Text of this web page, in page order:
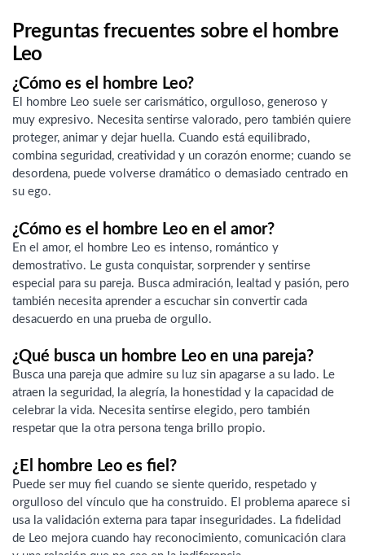
Preguntas frecuentes sobre el hombre
Leo
¿Cómo es el hombre Leo?
El hombre Leo suele ser carismático, orgulloso, generoso y
muy expresivo. Necesita sentirse valorado, pero también quiere
proteger, animar y dejar huella. Cuando está equilibrado,
combina seguridad, creatividad y un corazón enorme; cuando se
desordena, puede volverse dramático o demasiado centrado en
su ego.
¿Cómo es el hombre Leo en el amor?
En el amor, el hombre Leo es intenso, romántico y
demostrativo. Le gusta conquistar, sorprender y sentirse
especial para su pareja. Busca admiración, lealtad y pasión, pero
también necesita aprender a escuchar sin convertir cada
desacuerdo en una prueba de orgullo.
¿Qué busca un hombre Leo en una pareja?
Busca una pareja que admire su luz sin apagarse a su lado. Le
atraen la seguridad, la alegría, la honestidad y la capacidad de
celebrar la vida. Necesita sentirse elegido, pero también
respetar que la otra persona tenga brillo propio.
¿El hombre Leo es fiel?
Puede ser muy fiel cuando se siente querido, respetado y
orgulloso del vínculo que ha construido. El problema aparece si
usa la validación externa para tapar inseguridades. La fidelidad
de Leo mejora cuando hay reconocimiento, comunicación clara